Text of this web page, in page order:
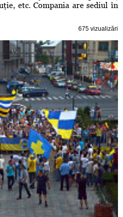
etc. Compania are sediul în
675 vizualizări